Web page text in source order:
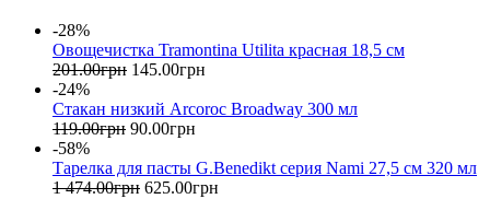
-28%
Овощечистка Tramontina Utilita красная 18,5 см
201.00грн 145.00грн
-24%
Стакан низкий Arcoroc Broadway 300 мл
119.00грн 90.00грн
-58%
Тарелка для пасты G.Benedikt серия Nami 27,5 см 320 мл
1 474.00грн 625.00грн